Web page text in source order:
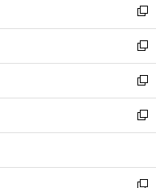
く
で
開
く
ド
ウ
で
開
く
ィ
ン
ド
ウ
で
開
く
い
ウ
ィ
ン
ド
ウ
で
開
新
し
い
ウ
ィ
ン
ド
ウ
開
く
新
し
い
ウ
ィ
ン
ウ
で
新
し
い
ウ
ン
新
し
ウ